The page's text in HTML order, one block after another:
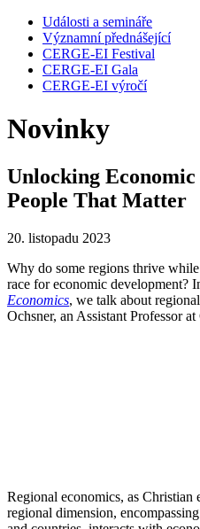
Události a semináře
Významní přednášející
CERGE-EI Festival
CERGE-EI Gala
CERGE-EI výročí
Novinky
Unlocking
People That Matter
20. listopadu 2023
Why do some regions thrive
race for economic development?
Economics, we talk about
Ochsner, an Assistant Professor
Regional economics, as Christian
regional dimension,